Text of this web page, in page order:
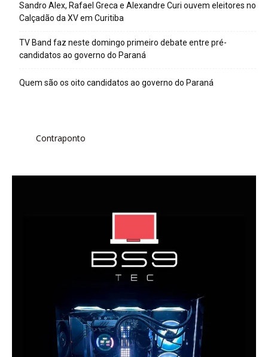
Sandro Alex, Rafael Greca e Alexandre Curi ouvem eleitores no
Calçadão da XV em Curitiba
TV Band faz neste domingo primeiro debate entre pré-
candidatos ao governo do Paraná
Quem são os oito candidatos ao governo do Paraná
Contraponto